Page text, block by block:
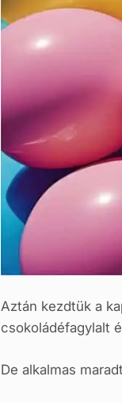
Aztán kezdtük a
csokoládéfagylalt
De alkalmas